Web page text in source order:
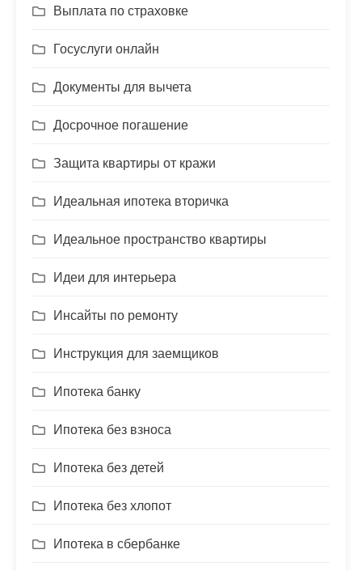
Выплата по страховке
Госуслуги онлайн
Документы для вычета
Досрочное погашение
Защита квартиры от кражи
Идеальная ипотека вторичка
Идеальное пространство квартиры
Идеи для интерьера
Инсайты по ремонту
Инструкция для заемщиков
Ипотека банку
Ипотека без взноса
Ипотека без детей
Ипотека без хлопот
Ипотека в сбербанке